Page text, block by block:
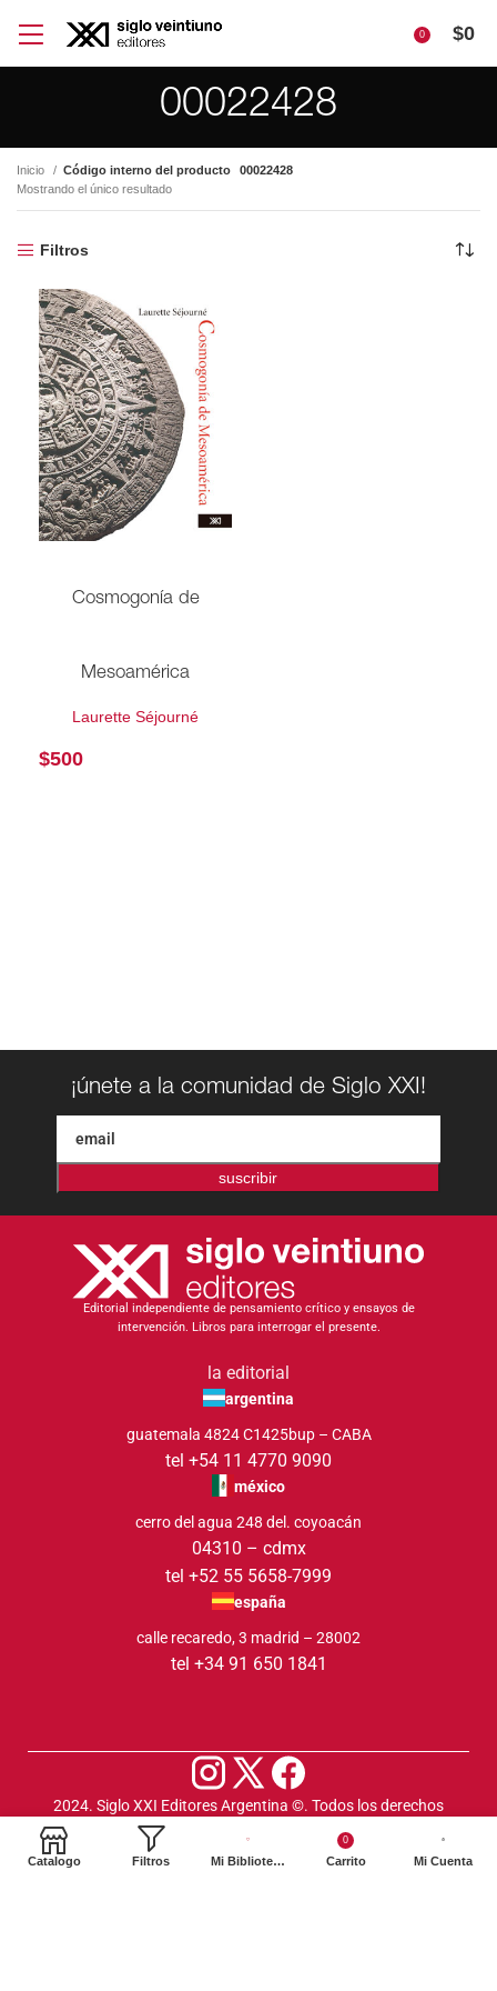
0 $0
00022428
Inicio Código interno del producto
00022428
Mostrando el único resultado
Filtros
Cosmogonía de
Mesoamérica
Laurette Séjourné
$500
¡únete a la comunidad de Siglo XXI!
suscribir
Editorial independiente de pensamiento crítico y ensayos de
intervención. Libros para interrogar el presente.
la editorial
argentina
guatemala 4824 C1425bup – CABA
tel +54 11 4770 9090
méxico
cerro del agua 248 del. coyoacán
04310 – cdmx
tel +52 55 5658-7999
españa
calle recaredo, 3 madrid – 28002
tel +34 91 650 1841
2024. Siglo XXI Editores Argentina ©️. Todos los derechos
Catalogo Filtros Mi Biblioteca
0
Carrito Mi Cuenta